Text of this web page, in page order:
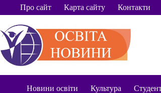
ПерейтиПро сайт Карта сайту Контакти
Новини освіти Культура